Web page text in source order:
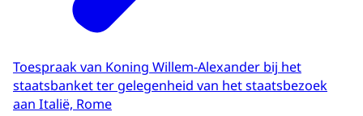
Toespraak van Koning Willem-Alexander bij het
staatsbanket ter gelegenheid van het staatsbezoek
aan Italië, Rome